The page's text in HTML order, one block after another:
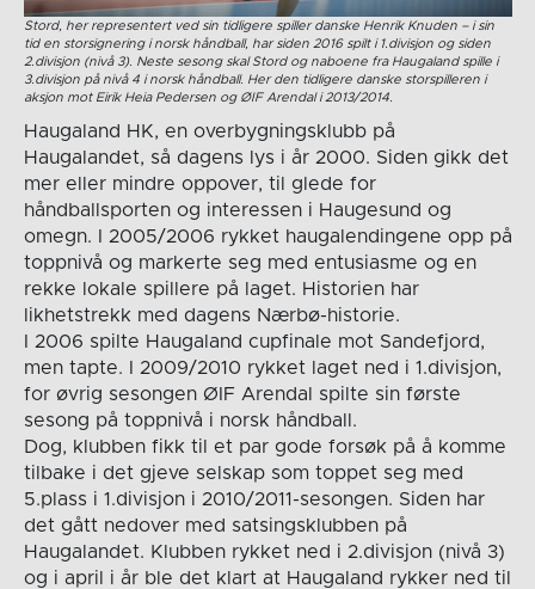
Stord, her representert ved sin tidligere spiller danske Henrik Knuden – i sin
tid en storsignering i norsk håndball, har siden 2016 spilt i 1.divisjon og siden
2.divisjon (nivå 3). Neste sesong skal Stord og naboene fra Haugaland spille i
3.divisjon på nivå 4 i norsk håndball. Her den tidligere danske storspilleren i
aksjon mot Eirik Heia Pedersen og ØIF Arendal i 2013/2014.
Haugaland HK, en overbygningsklubb på
Haugalandet, så dagens lys i år 2000. Siden gikk det
mer eller mindre oppover, til glede for
håndballsporten og interessen i Haugesund og
omegn. I 2005/2006 rykket haugalendingene opp på
toppnivå og markerte seg med entusiasme og en
rekke lokale spillere på laget. Historien har
likhetstrekk med dagens Nærbø-historie.
I 2006 spilte Haugaland cupfinale mot Sandefjord,
men tapte. I 2009/2010 rykket laget ned i 1.divisjon,
for øvrig sesongen ØIF Arendal spilte sin første
sesong på toppnivå i norsk håndball.
Dog, klubben fikk til et par gode forsøk på å komme
tilbake i det gjeve selskap som toppet seg med
5.plass i 1.divisjon i 2010/2011-sesongen. Siden har
det gått nedover med satsingsklubben på
Haugalandet. Klubben rykket ned i 2.divisjon (nivå 3)
og i april i år ble det klart at Haugaland rykker ned til